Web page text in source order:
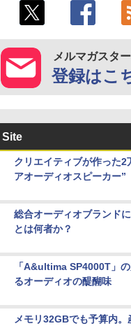
メルマガスター
登録はこ
クリエイティブが作った2
アオーディオスピーカー”
総合オーディオブランド
とは何者か？
「A&ultima SP4000T」
るオーディオの醍醐味
メモリ32GBでも予算内